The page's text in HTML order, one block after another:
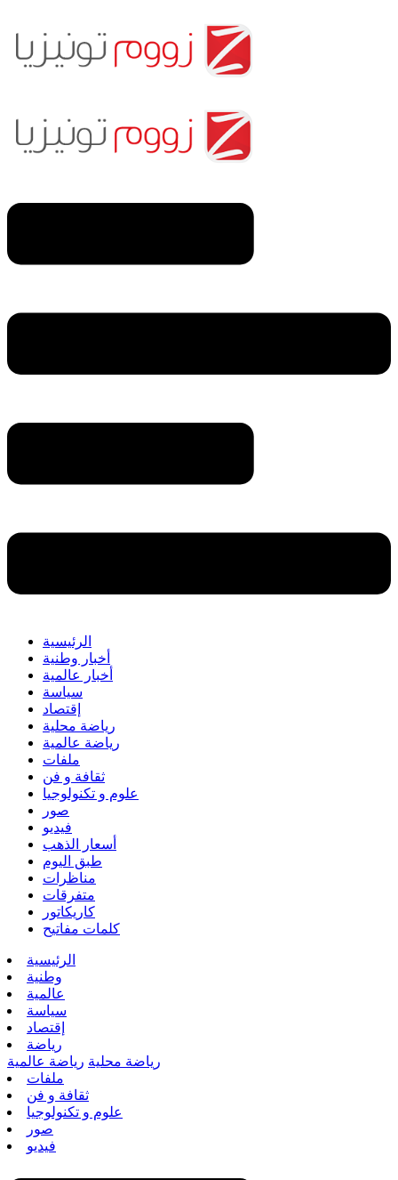
الرئيسية
أخبار وطنية
أخبار عالمية
سياسة
إقتصاد
رياضة محلية
رياضة عالمية
ملفات
ثقافة و فن
علوم و تكنولوجيا
صور
فيديو
أسعار الذهب
طبق اليوم
مناظرات
متفرقات
كاريكاتور
كلمات مفاتيح
الرئيسية
وطنية
عالمية
سياسة
إقتصاد
رياضة
رياضة محلية رياضة عالمية
ملفات
ثقافة و فن
علوم و تكنولوجيا
صور
فيديو